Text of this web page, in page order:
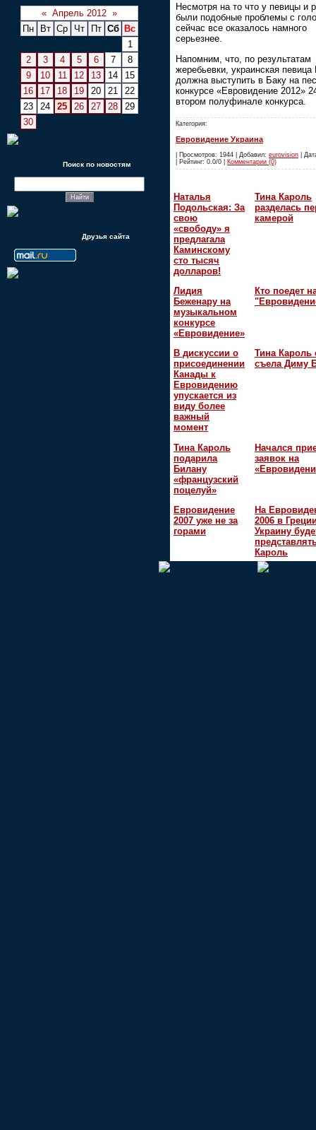
« Апрель 2012 »
Пн
Вт Ср Чт Пт Сб
Вс
1
2
3 4 5 6 7
8
9
10 11 12 13 14
15
16
17 18 19 20 21
22
23
24 25 26 27 28
29
30
Поиск по новостям
Друзья сайта
Несмотря на то что у певицы и
были подобные проблемы с
сейчас все оказалось намного
серьезнее.
Напомним, что, по результатам
жеребьевки, украинская певица
должна выступить в Баку на
конкурсе «Евровидение 2012»
втором полуфинале конкурса.
Категория:
Евровидение Украина
| Просмотров: 1944 | Добавил: eurovision |
| Рейтинг: 0.0/0 | Комментарии (0)
Наталья
Подольская: За
свою
«свободу» я
предлагала
Каминскому
сто тысяч
долларов!
Тина Кароль
разделась
камерой
Лидия
Беженару на
музыкальном
конкурсе
«Евровидение»
Кто поедет
В дискуссии о
присоединении
Канады к
Евровидению
упускается из
виду более
важный
момент
Тина Кароль
съела Диму
Тина Кароль
подарила
Билану
«французский
поцелуй»
Начался
заявок на
Евровидение
2007 уже не за
горами
На
2006 в
Украину
Кароль